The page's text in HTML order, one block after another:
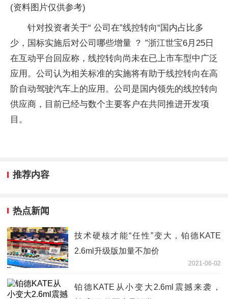
(资料图片仅供参考)
针对投资者关于“ 公司在”线控转向“国内占比多
少，国标实施后对公司哪些增量 ？ ”浙江世宝6月25日
在互动平台回应称，线控转向尚未在已上市车型中广泛
应用。公司认为相关标准的实施将有助于线控转向在高
阶自动驾驶汽车上的应用。公司是国内领先的线控转向
供应商，目前已经与数个主要客户在共同推进开发项
目。
推荐内容
热点新闻
技术硬核才能“任性”变大，铂德KATE
2.6ml升级版加量不加价
2021-06-02
铂德KATE从小变大2.6ml震撼来袭，